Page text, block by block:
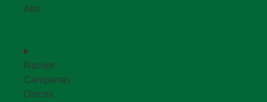
Aire
Rachet
Campanas
Discos